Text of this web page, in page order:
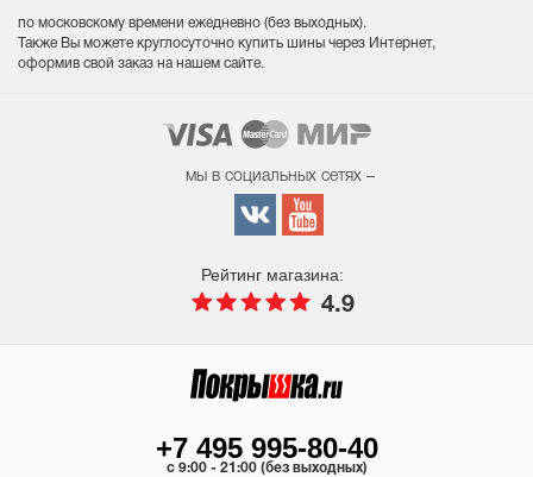
по московскому времени ежедневно (без выходных).
Также Вы можете круглосуточно купить шины через Интернет,
оформив свой заказ на нашем сайте.
мы в социальных сетях –
Рейтинг магазина:
4.9
+7 495 995-80-40
c 9:00 - 21:00 (без выходных)